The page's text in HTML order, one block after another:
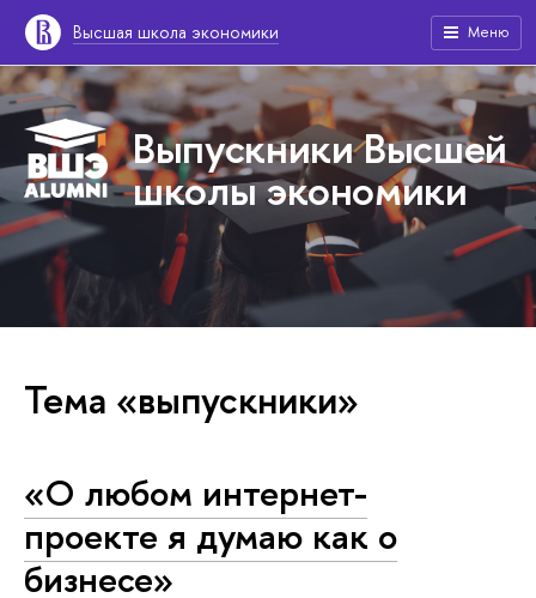
Высшая школа экономики Меню
Выпускники Высшей
школы экономики
Тема «выпускники»
«О любом интернет-
проекте я думаю как о
бизнесе»